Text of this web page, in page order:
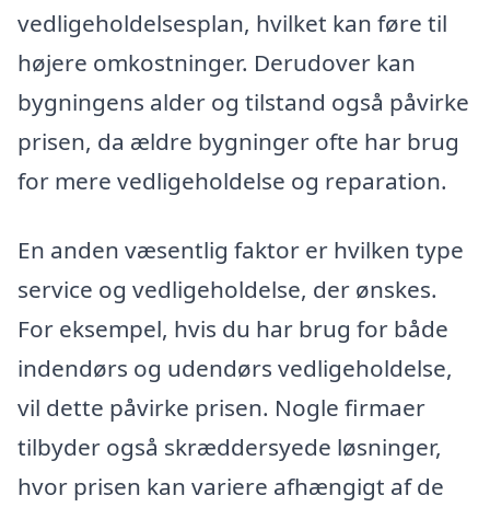
vedligeholdelsesplan, hvilket kan føre til
højere omkostninger. Derudover kan
bygningens alder og tilstand også påvirke
prisen, da ældre bygninger ofte har brug
for mere vedligeholdelse og reparation.
En anden væsentlig faktor er hvilken type
service og vedligeholdelse, der ønskes.
For eksempel, hvis du har brug for både
indendørs og udendørs vedligeholdelse,
vil dette påvirke prisen. Nogle firmaer
tilbyder også skræddersyede løsninger,
hvor prisen kan variere afhængigt af de